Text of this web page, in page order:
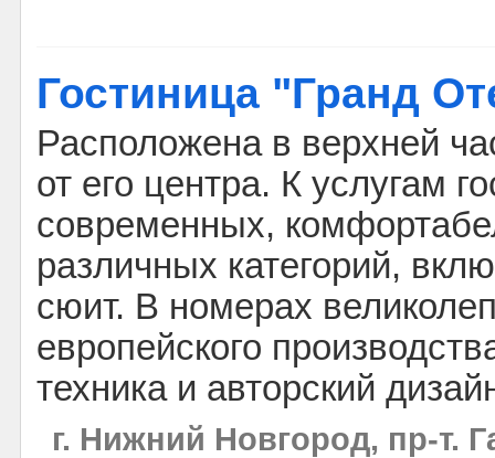
Гостиница "Гранд
Расположена в верхней
от его центра. К услугам
современных,
различных категорий,
сюит. В номерах
европейского
техника и авторский
г. Нижний Новгород, пр-т.